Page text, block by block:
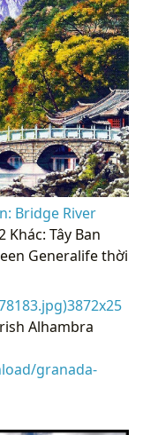
Bridge River
Khác: Tây Ban
Generalife thời
Alhambra
granada-